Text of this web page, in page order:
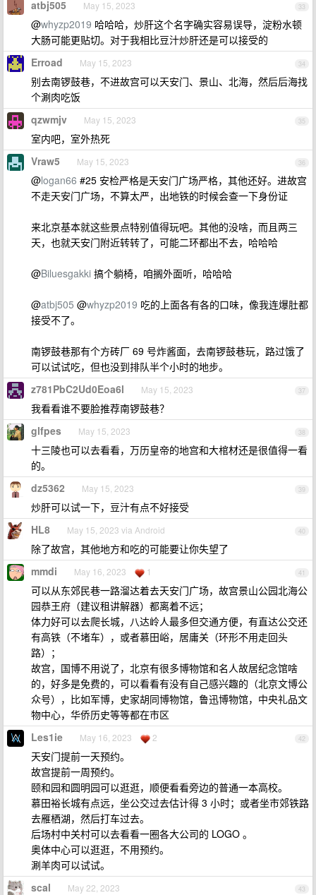
33
atbj505 May 15, 2023
@whyzp2019 哈哈哈，炒肝这个名字确实容易误导，淀粉水顿
大肠可能更贴切。对于我相比豆汁炒肝还是可以接受的
34
Erroad May 15, 2023
别去南锣鼓巷，不进故宫可以天安门、景山、北海，然后后海找
个涮肉吃饭
35
qzwmjv May 15, 2023
室内吧，室外热死
36
Vraw5 May 15, 2023
@logan66 #25 安检严格是天安门广场严格，其他还好。进故宫
不走天安门广场，不算太严，出地铁的时候会查一下身份证
来北京基本就这些景点特别值得玩吧。其他的没啥，而且两三
天，也就天安门附近转转了，可能二环都出不去，哈哈哈
@Biluesgakki 搞个躺椅，咱搁外面听，哈哈哈
@atbj505 @whyzp2019 吃的上面各有各的口味，像我连爆肚都
接受不了。
南锣鼓巷那有个方砖厂 69 号炸酱面，去南锣鼓巷玩，路过饿了
可以试试吃，但也没到排队半个小时的地步。
37
z781PbC2Ud0Eoa6l May 15, 2023
我看看谁不要脸推荐南锣鼓巷？
38
glfpes May 15, 2023
十三陵也可以去看看，万历皇帝的地宫和大棺材还是很值得一看
的。
39
dz5362 May 15, 2023
炒肝可以试一下，豆汁有点不好接受
40
HL8 May 15, 2023 via Android
除了故宫，其他地方和吃的可能要让你失望了
41
mmdi May 16, 2023 1
可以从东郊民巷一路溜达着去天安门广场，故宫景山公园北海公
园恭王府（建议租讲解器）都离着不远；
体力好可以去爬长城，八达岭人最多但交通方便，有直达公交还
有高铁（不堵车），或者慕田峪，居庸关（环形不用走回头
路）；
故宫，国博不用说了，北京有很多博物馆和名人故居纪念馆啥
的，好多是免费的，可以看看有没有自己感兴趣的（北京文博公
众号），比如军博，史家胡同博物馆，鲁迅博物馆，中央礼品文
物中心，华侨历史等等都在市区
42
Les1ie May 16, 2023 2
天安门提前一天预约。
故宫提前一周预约。
颐和园和圆明园可以逛逛，顺便看看旁边的普通一本高校。
慕田裕长城有点远，坐公交过去估计得 3 小时；或者坐市郊铁路
去雁栖湖，然后打车过去。
后场村中关村可以去看看一圈各大公司的 LOGO 。
奥体中心可以逛逛，不用预约。
涮羊肉可以试试。
43
scal May 22, 2023